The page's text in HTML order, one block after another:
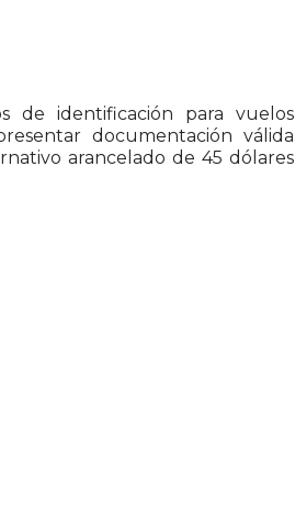
de identificación para vuelos
documentación válida
arancelado de 45 dólares